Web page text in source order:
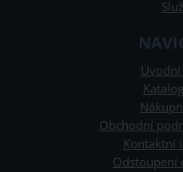
Obchodní
Kontaktní
Odstoupení